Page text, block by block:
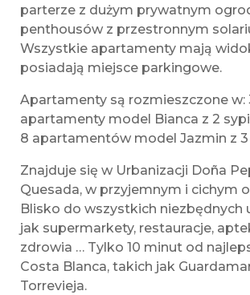
parterze z dużym prywatnym
penthousów z przestronnym
Wszystkie apartamenty mają
posiadają miejsce parkingowe.
Apartamenty są rozmieszczone w:
apartamenty model Bianca z 2
8 apartamentów model Jazmin z
Znajduje się w Urbanizacji Doña
Quesada, w przyjemnym i cichym
Blisko do wszystkich niezbędnych
jak supermarkety, restauracje,
zdrowia … Tylko 10 minut od
Costa Blanca, takich jak
Torrevieja.